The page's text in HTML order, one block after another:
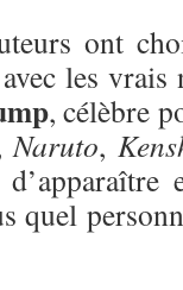
ont
les
, célèbre
Naruto,
quel